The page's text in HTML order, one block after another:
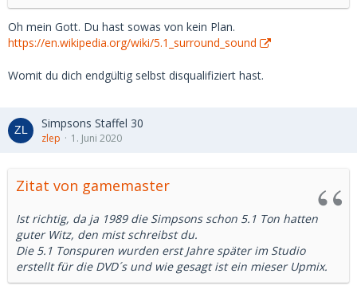
Oh mein Gott. Du hast sowas von kein Plan.
https://en.wikipedia.org/wiki/5.1_surround_sound
Womit du dich endgültig selbst disqualifiziert hast.
Simpsons Staffel 30
zlep 1. Juni 2020
Zitat von gamemaster
Ist richtig, da ja 1989 die Simpsons schon 5.1 Ton hatten
guter Witz, den mist schreibst du.
Die 5.1 Tonspuren wurden erst Jahre später im Studio
erstellt für die DVD´s und wie gesagt ist ein mieser Upmix.